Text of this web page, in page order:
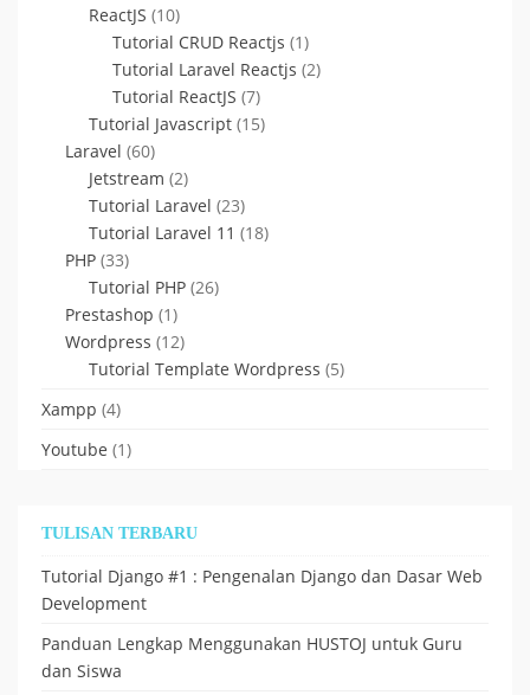
ReactJS (10)
Tutorial CRUD Reactjs (1)
Tutorial Laravel Reactjs (2)
Tutorial ReactJS (7)
Tutorial Javascript (15)
Laravel (60)
Jetstream (2)
Tutorial Laravel (23)
Tutorial Laravel 11 (18)
PHP (33)
Tutorial PHP (26)
Prestashop (1)
Wordpress (12)
Tutorial Template Wordpress (5)
Xampp (4)
Youtube (1)
TULISAN TERBARU
Tutorial Django #1 : Pengenalan Django dan Dasar Web
Development
Panduan Lengkap Menggunakan HUSTOJ untuk Guru
dan Siswa